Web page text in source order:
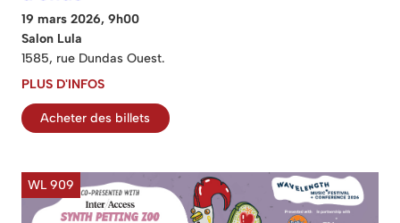
19 mars 2026, 9h00
Salon Lula
1585, rue Dundas Ouest.
PLUS D'INFOS
Acheter des billets
WL 909